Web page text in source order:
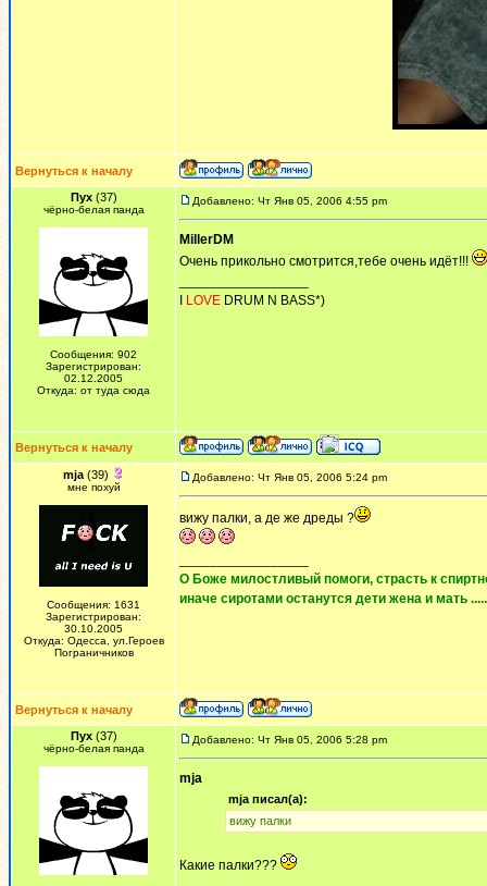
Вернуться к началу
Пух(37)
чёрно-белая панда
Сообщения: 902
Зарегистрирован:
02.12.2005
Откуда: от туда сюда
Добавлено: Чт Янв 05, 2006 4:55 pm
MillerDM
Очень прикольно смотрится,тебе очень идёт!!!
LOVE DRUM N BASS*)
Вернуться к началу
mja (39)
мне похуй
Сообщения: 1631
Зарегистрирован:
30.10.2005
Откуда: Одесса, ул.Героев
Пограничников
Добавлено: Чт Янв 05, 2006 5:24 pm
вижу палки, а де же дреды ?
О Боже милостливый помоги, страсть к
иначе сиротами останутся дети жена и мать
Вернуться к началу
Пух(37)
чёрно-белая панда
Добавлено: Чт Янв 05, 2006 5:28 pm
mja
mja писал(а):
вижу палки
Какие палки???